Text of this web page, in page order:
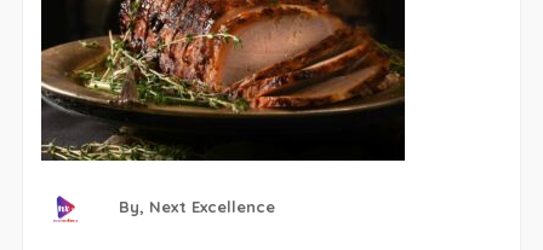
By, Next Excellence